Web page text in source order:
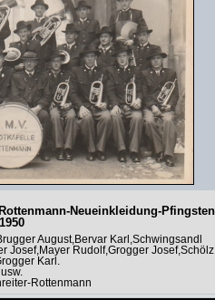
Neueinkleidung-Pfingsten
1950
August,Bervar Karl,Schwingsandl
Josef,Mayer Rudolf,Grogger Josef,Schölz
Karl.
usw.
Rottenmann